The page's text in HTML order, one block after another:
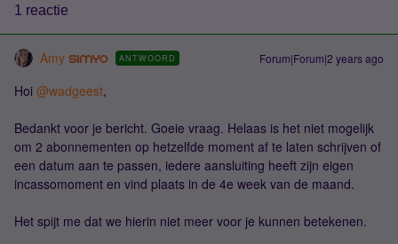
1 reactie
Amy ANTWOORD Forum|Forum|2 years ago
Hoi @wadgeest,
Bedankt voor je bericht. Goeie vraag. Helaas is het niet mogelijk
om 2 abonnementen op hetzelfde moment af te laten schrijven of
een datum aan te passen, iedere aansluiting heeft zijn eigen
incassomoment en vind plaats in de 4e week van de maand.
Het spijt me dat we hierin niet meer voor je kunnen betekenen.